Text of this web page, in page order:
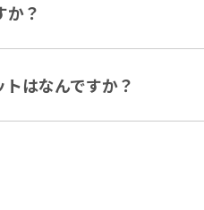
か？
はなんですか？